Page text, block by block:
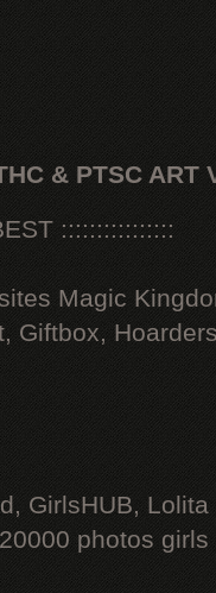
& PTSC ART
::::::::::::::::
Magic
Giftbox,
GirlsHUB, Lolita
photos